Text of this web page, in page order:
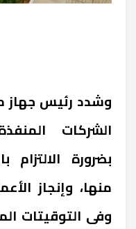
وشدد رئيس جهاز
الشركات
بضرورة الالتزام
منها، وإنجاز
وفى التوقيتات